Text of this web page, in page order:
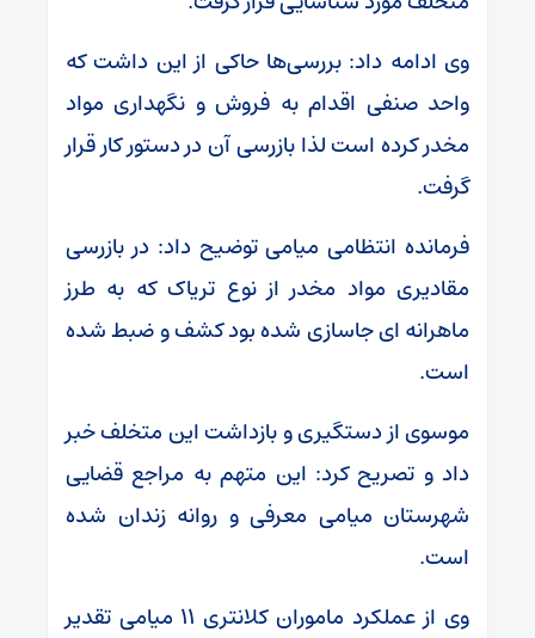
وی ادامه داد: بررسی‌ها حاکی از این داشت که
واحد صنفی اقدام به فروش و نگهداری مواد
مخدر کرده است لذا بازرسی آن در دستور کار قرار
گرفت.
فرمانده انتظامی میامی توضیح داد: در بازرسی
مقادیری مواد مخدر از نوع تریاک که به طرز
ماهرانه ای جاسازی شده بود کشف و ضبط شده
است.
موسوی از دستگیری و بازداشت این متخلف خبر
داد و تصریح کرد: این متهم به مراجع قضایی
شهرستان میامی معرفی و روانه زندان شده
است.
وی از عملکرد ماموران کلانتری ۱۱ میامی تقدیر